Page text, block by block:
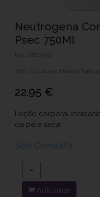
Neutrogena
Psec 750Ml
Ref.: 6870972
JNTL Consumer Health
22,95 €
Loção corporal
da pele seca.
−
Adicionar